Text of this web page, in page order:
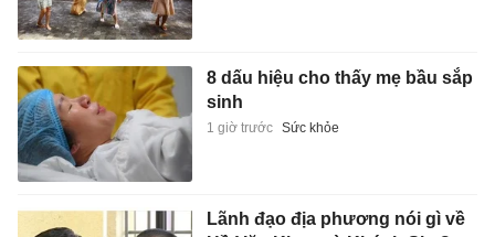
8 dấu hiệu cho thấy mẹ bầu sắp
sinh
1 giờ trước Sức khỏe
Lãnh đạo địa phương nói gì về